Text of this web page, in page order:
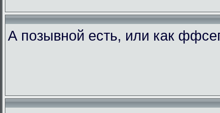
А позывной есть, или как